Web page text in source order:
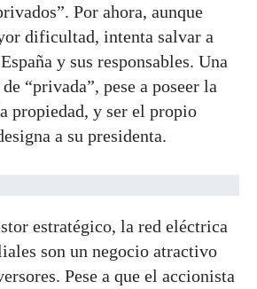
Por ahora, aunque
dificultad, intenta salvar a
y sus responsables. Una
“privada”, pese a poseer la
propiedad, y ser el propio
a su presidenta.
estratégico, la red eléctrica
son un negocio atractivo
Pese a que el accionista